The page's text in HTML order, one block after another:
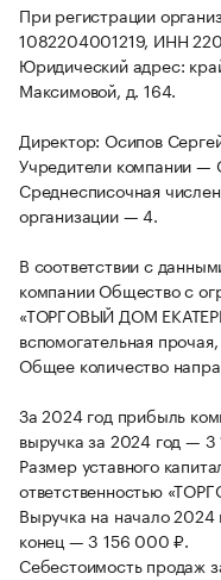
При регистрации
1082204001219, ИНН
Юридический адрес:
Максимовой, д. 164.
Директор: Осипов
Учредители компании —
Среднесписочная
организации — 4.
В соответствии с
компании Общество с
«ТОРГОВЫЙ ДОМ
вспомогательная
Общее количество
За 2024 год прибыль
выручка за 2024 год —
Размер уставного
ответственностью
Выручка на начало
конец — 3 156 000 ₽.
Себестоимость продаж